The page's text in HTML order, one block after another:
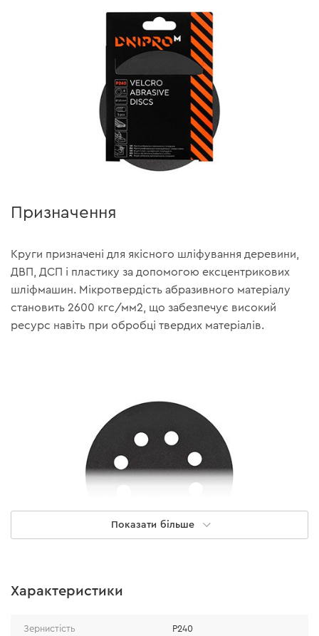
Призначення
Круги призначені для якісного шліфування деревини,
ДВП, ДСП і пластику за допомогою ексцентрикових
шліфмашин. Мікротвердість абразивного матеріалу
становить 2600 кгс/мм2, що забезпечує високий
ресурс навіть при обробці твердих матеріалів.
Особливості
Показати більше
Характеристики
Зернистість Р240